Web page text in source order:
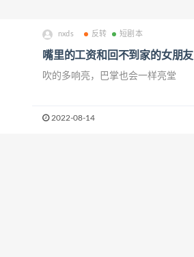
nxds 反转 短剧本
嘴里的工资和回不到家的女朋友
吹的多响亮，巴掌也会一样亮堂
2022-08-14